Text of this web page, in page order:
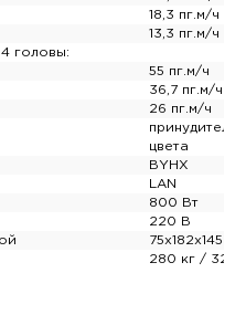
18,3 пг.м/ч
13,3 пг.м/ч
головы:
55 пг.м/ч
36,7 пг.м/ч
26 пг.м/ч
цвета
BYHX
LAN
800 Вт
220 В
75x182x145 /
280 кг / 320